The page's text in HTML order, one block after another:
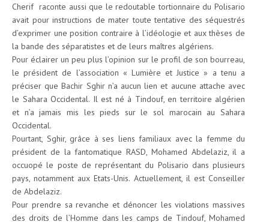
Cherif raconte aussi que le redoutable tortionnaire du Polisario
avait pour instructions de mater toute tentative des séquestrés
d’exprimer une position contraire à l’idéologie et aux thèses de
la bande des séparatistes et de leurs maîtres algériens.
Pour éclairer un peu plus l’opinion sur le profil de son bourreau,
le président de l’association « Lumière et Justice » a tenu a
préciser que Bachir Sghir n’a aucun lien et aucune attache avec
le Sahara Occidental. Il est né à Tindouf, en territoire algérien
et n’a jamais mis les pieds sur le sol marocain au Sahara
Occidental.
Pourtant, Sghir, grâce à ses liens familiaux avec la femme du
président de la fantomatique RASD, Mohamed Abdelaziz, il a
occuopé le poste de représentant du Polisario dans plusieurs
pays, notamment aux Etats-Unis. Actuellement, il est Conseiller
de Abdelaziz.
Pour prendre sa revanche et dénoncer les violations massives
des droits de l’Homme dans les camps de Tindouf, Mohamed